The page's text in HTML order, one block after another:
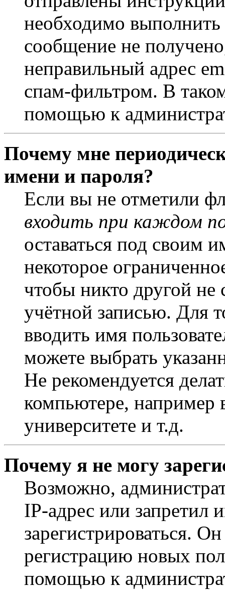
необходимо
сообщение не
неправильный адрес
спам-фильтром. В
помощью к
Почему мне
имени и пароля?
Если вы не отметили
входить при каждом
оставаться под своим
некоторое
чтобы никто другой не
учётной записью. Для
вводить имя
можете выбрать
Не рекомендуется
компьютере, например
университете и т.д.
Почему я не могу
Возможно,
IP-адрес или запретил
зарегистрироваться.
регистрацию новых
помощью к